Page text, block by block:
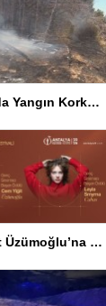
Çatalca’da Yangın Korkuttu
Cem Yiğit Üzümoğlu’na Genç Başarı Ödülü